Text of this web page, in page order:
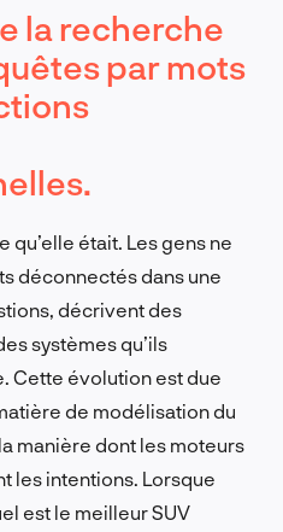
la recherche
par mots
qu’elle était. Les gens ne
déconnectés dans une
décrivent des
systèmes qu’ils
Cette évolution est due
de modélisation du
manière dont les moteurs
les intentions. Lorsque
est le meilleur SUV